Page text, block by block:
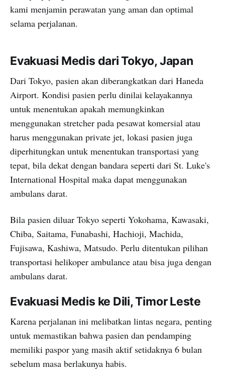
kami menjamin perawatan yang aman dan optimal
selama perjalanan.
Evakuasi Medis dari Tokyo, Japan
Dari Tokyo, pasien akan diberangkatkan dari Haneda
Airport. Kondisi pasien perlu dinilai kelayakannya
untuk menentukan apakah memungkinkan
menggunakan stretcher pada pesawat komersial atau
harus menggunakan private jet, lokasi pasien juga
diperhitungkan untuk menentukan transportasi yang
tepat, bila dekat dengan bandara seperti dari St. Luke's
International Hospital maka dapat menggunakan
ambulans darat.
Bila pasien diluar Tokyo seperti Yokohama, Kawasaki,
Chiba, Saitama, Funabashi, Hachioji, Machida,
Fujisawa, Kashiwa, Matsudo. Perlu ditentukan pilihan
transportasi helikoper ambulance atau bisa juga dengan
ambulans darat.
Evakuasi Medis ke Dili, Timor Leste
Karena perjalanan ini melibatkan lintas negara, penting
untuk memastikan bahwa pasien dan pendamping
memiliki paspor yang masih aktif setidaknya 6 bulan
sebelum masa berlakunya habis.